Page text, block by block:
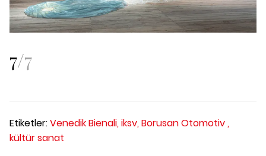
7/7
Etiketler:Venedik Bienali,iksv,Borusan Otomotiv ,
kültür sanat